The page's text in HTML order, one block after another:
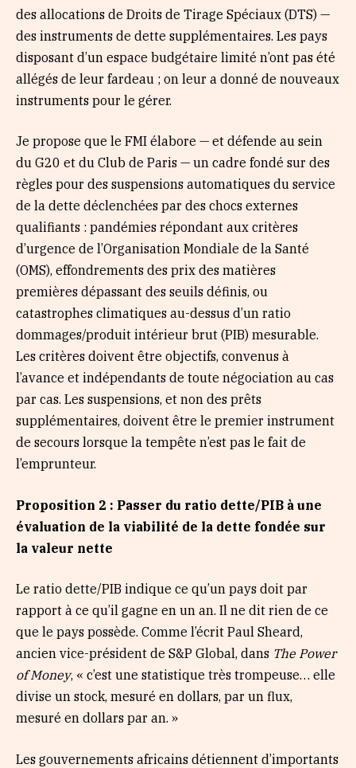
des allocations de Droits de Tirage Spéciaux (DTS) —
des instruments de dette supplémentaires. Les pays
disposant d’un espace budgétaire limité n’ont pas été
allégés de leur fardeau ; on leur a donné de nouveaux
instruments pour le gérer.
Je propose que le FMI élabore — et défende au sein
du G20 et du Club de Paris — un cadre fondé sur des
règles pour des suspensions automatiques du service
de la dette déclenchées par des chocs externes
qualifiants : pandémies répondant aux critères
d’urgence de l’Organisation Mondiale de la Santé
(OMS), effondrements des prix des matières
premières dépassant des seuils définis, ou
catastrophes climatiques au-dessus d’un ratio
dommages/produit intérieur brut (PIB) mesurable.
Les critères doivent être objectifs, convenus à
l’avance et indépendants de toute négociation au cas
par cas. Les suspensions, et non des prêts
supplémentaires, doivent être le premier instrument
de secours lorsque la tempête n’est pas le fait de
l’emprunteur.
Proposition 2 : Passer du ratio dette/PIB à une
évaluation de la viabilité de la dette fondée sur
la valeur nette
Le ratio dette/PIB indique ce qu’un pays doit par
rapport à ce qu’il gagne en un an. Il ne dit rien de ce
que le pays possède. Comme l’écrit Paul Sheard,
ancien vice-président de S&P Global, dans The Power
of Money, « c’est une statistique très trompeuse… elle
divise un stock, mesuré en dollars, par un flux,
mesuré en dollars par an. »
Les gouvernements africains détiennent d’importants